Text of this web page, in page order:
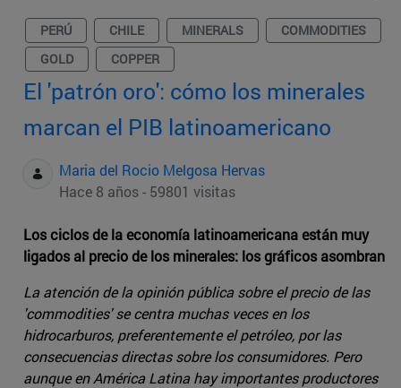
PERÚ CHILE MINERALS
COMMODITIES
GOLD
COPPER
El 'patrón oro': cómo los minerales
marcan el PIB latinoamericano
Maria del Rocio Melgosa Hervas
Hace 8 años - 59801 visitas
Los ciclos de la economía latinoamericana están muy
ligados al precio de los minerales: los gráficos asombran
La atención de la opinión pública sobre el precio de las
'commodities' se centra muchas veces en los
hidrocarburos, preferentemente el petróleo, por las
consecuencias directas sobre los consumidores. Pero
aunque en América Latina hay importantes productores